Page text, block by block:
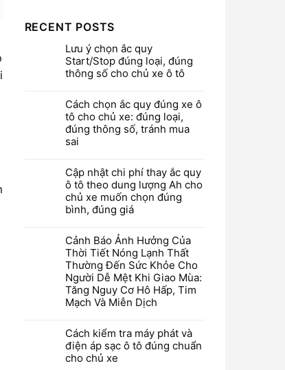
RECENT POSTS
Lưu ý chọn ắc quy
Start/Stop đúng loại, đúng
thông số cho chủ xe ô tô
Cách chọn ắc quy đúng xe ô
tô cho chủ xe: đúng loại,
đúng thông số, tránh mua
sai
Cập nhật chi phí thay ắc quy
ô tô theo dung lượng Ah cho
chủ xe muốn chọn đúng
bình, đúng giá
Cảnh Báo Ảnh Hưởng Của
Thời Tiết Nóng Lạnh Thất
Thường Đến Sức Khỏe Cho
Người Dễ Mệt Khi Giao Mùa:
Tăng Nguy Cơ Hô Hấp, Tim
Mạch Và Miễn Dịch
Cách kiểm tra máy phát và
điện áp sạc ô tô đúng chuẩn
cho chủ xe